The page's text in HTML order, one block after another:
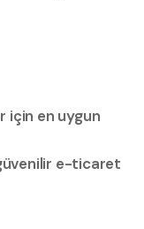
için en uygun
e-ticaret